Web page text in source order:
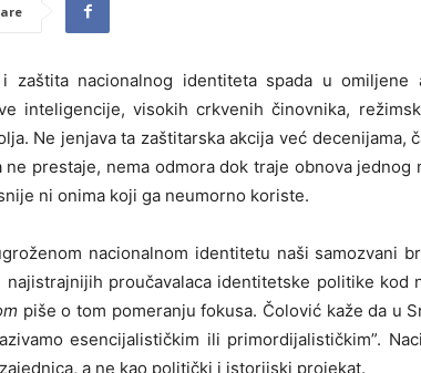
i zaštita nacionalnog identiteta spada u
inteligencije, visokih crkvenih činovnika,
Ne jenjava ta zaštitarska akcija već decenijama,
ne prestaje, nema odmora dok traje obnova
ni onima koji ga neumorno koriste.
nacionalnom identitetu naši samozvani
najistrajnijih proučavalaca identitetske politike kod
piše o tom pomeranju fokusa. Čolović kaže da u
esencijalističkim ili primordijalističkim”.
a ne kao politički i istorijski projekat.